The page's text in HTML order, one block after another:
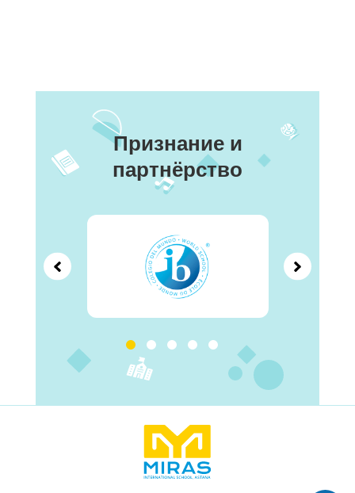
Признание и
партнёрство